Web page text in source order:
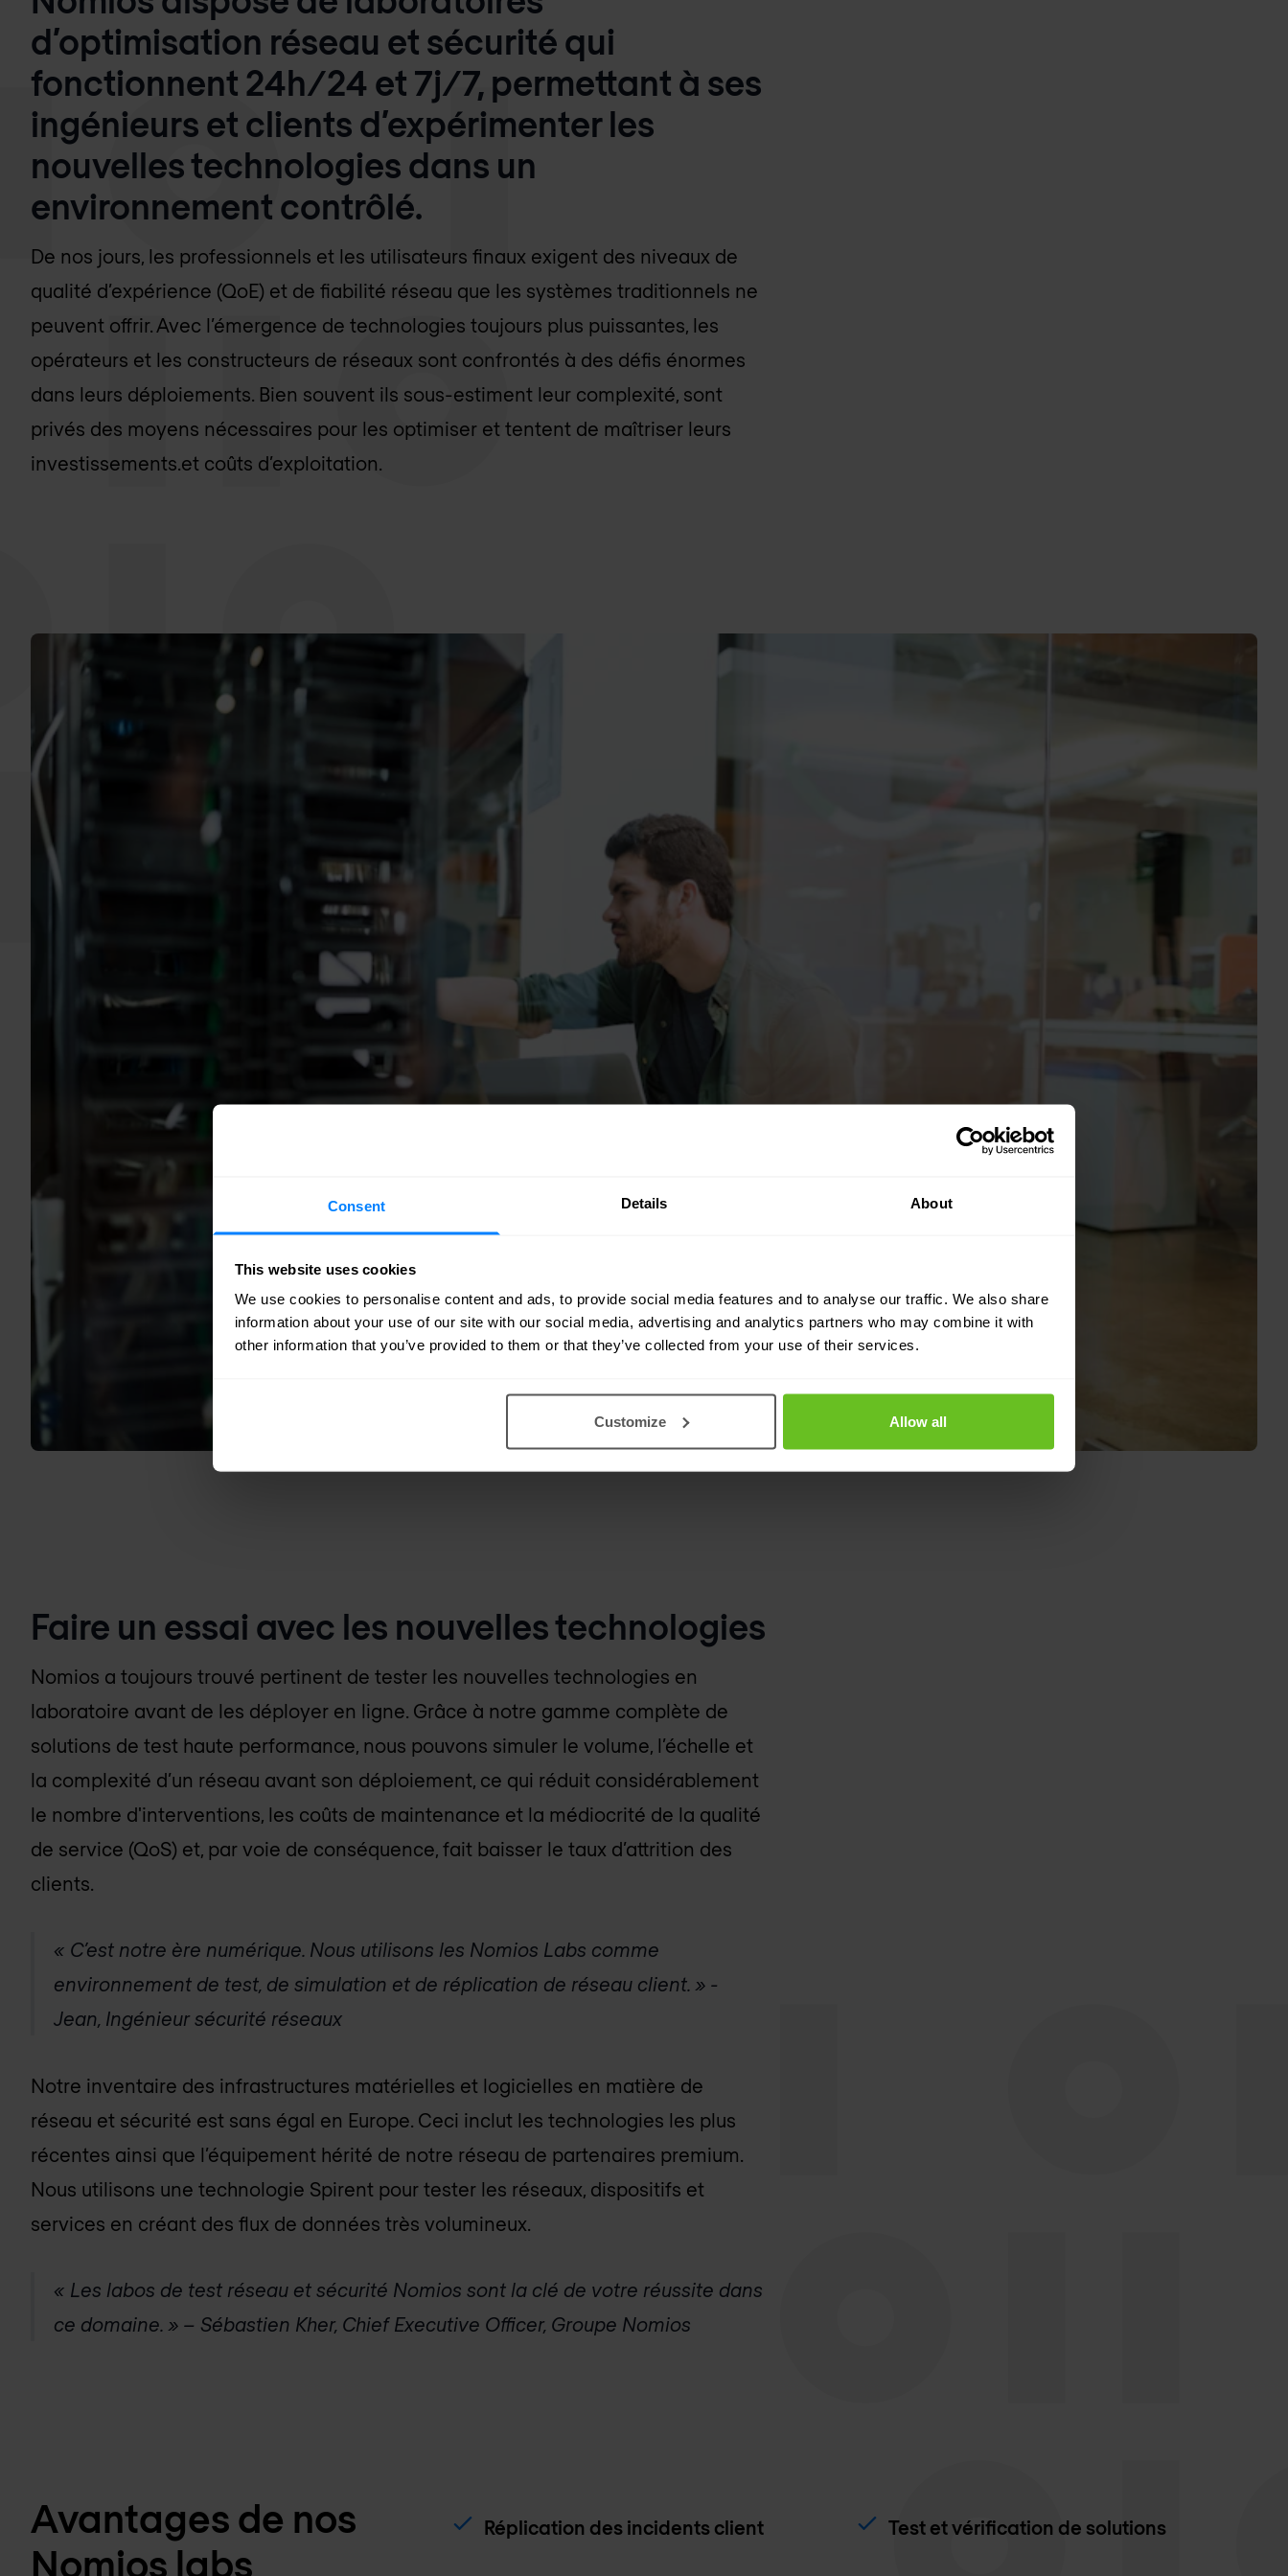
Consent Details About
This website uses cookies
We use cookies to personalise content and ads, to provide social media features and to analyse our traffic. We also share
information about your use of our site with our social media, advertising and analytics partners who may combine it with
other information that you’ve provided to them or that they’ve collected from your use of their services.
Customize Allow all
d’optimisation réseau et sécurité qui
fonctionnent 24h/24 et 7j/7, permettant à ses
ingénieurs et clients d’expérimenter les
nouvelles technologies dans un
environnement contrôlé.
De nos jours, les professionnels et les utilisateurs finaux exigent des niveaux de
qualité d’expérience (QoE) et de fiabilité réseau que les systèmes traditionnels ne
peuvent offrir. Avec l’émergence de technologies toujours plus puissantes, les
opérateurs et les constructeurs de réseaux sont confrontés à des défis énormes
dans leurs déploiements. Bien souvent ils sous-estiment leur complexité, sont
privés des moyens nécessaires pour les optimiser et tentent de maîtriser leurs
investissements.et coûts d’exploitation.
Faire un essai avec les nouvelles technologies
Nomios a toujours trouvé pertinent de tester les nouvelles technologies en
laboratoire avant de les déployer en ligne. Grâce à notre gamme complète de
solutions de test haute performance, nous pouvons simuler le volume, l’échelle et
la complexité d’un réseau avant son déploiement, ce qui réduit considérablement
le nombre d'interventions, les coûts de maintenance et la médiocrité de la qualité
de service (QoS) et, par voie de conséquence, fait baisser le taux d’attrition des
clients.
« C’est notre ère numérique. Nous utilisons les Nomios Labs comme
environnement de test, de simulation et de réplication de réseau client. » -
Jean, Ingénieur sécurité réseaux
Notre inventaire des infrastructures matérielles et logicielles en matière de
réseau et sécurité est sans égal en Europe. Ceci inclut les technologies les plus
récentes ainsi que l’équipement hérité de notre réseau de partenaires premium.
Nous utilisons une technologie Spirent pour tester les réseaux, dispositifs et
services en créant des flux de données très volumineux.
« Les labos de test réseau et sécurité Nomios sont la clé de votre réussite dans
ce domaine. » – Sébastien Kher, Chief Executive Officer, Groupe Nomios
Avantages de nos
Nomios labs
Réplication des incidents client Test et vérification de solutions